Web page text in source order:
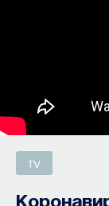
TV